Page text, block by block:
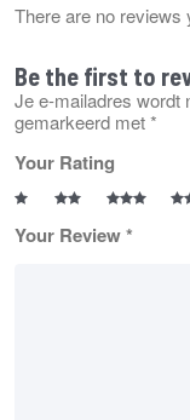
There are no reviews
Be the first to
Je e-mailadres wordt
gemarkeerd met*
Your Rating
Your Review*